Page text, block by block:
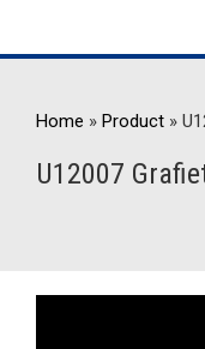
Home » Product »
U12007